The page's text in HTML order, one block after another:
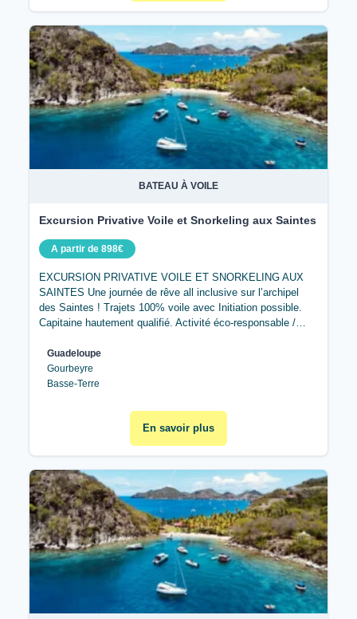
BATEAU À VOILE
Excursion Privative Voile et Snorkeling aux Saintes
A partir de 898€
EXCURSION PRIVATIVE VOILE ET SNORKELING AUX
SAINTES Une journée de rêve all inclusive sur l’archipel
des Saintes ! Trajets 100% voile avec Initiation possible.
Capitaine hautement qualifié. Activité éco-responsable /…
Guadeloupe
Gourbeyre
Basse-Terre
En savoir plus